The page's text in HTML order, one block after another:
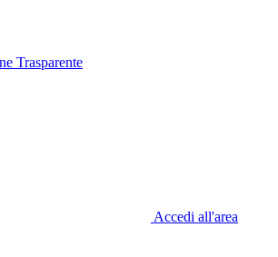
Trasparente
Accedi all'area